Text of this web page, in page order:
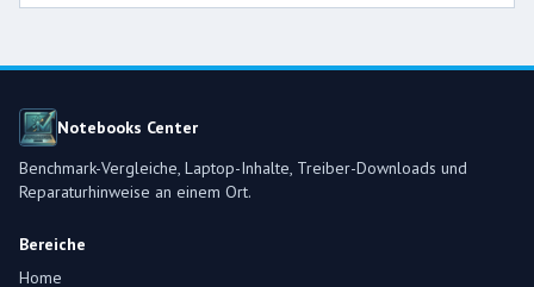
Notebooks Center
Benchmark-Vergleiche, Laptop-Inhalte, Treiber-Downloads und
Reparaturhinweise an einem Ort.
Bereiche
Home